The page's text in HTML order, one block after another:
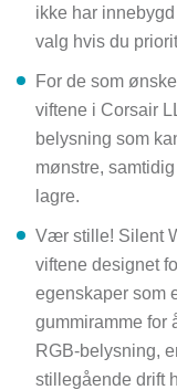
ikke har
valg hvis du
For de som
viftene i Corsair
belysning som
mønstre,
lagre.
Vær stille! Silent
viftene designet
egenskaper som
gummiramme for
RGB-belysning,
stillegående drift